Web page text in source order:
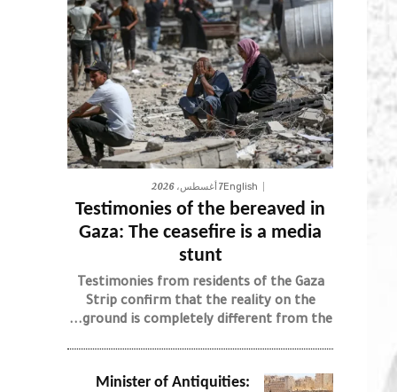
English7 أغسطس، 2026
Testimonies of the bereaved in
Gaza: The ceasefire is a media
stunt
Testimonies from residents of the Gaza
Strip confirm that the reality on the
ground is completely different from the...
Minister of Antiquities: